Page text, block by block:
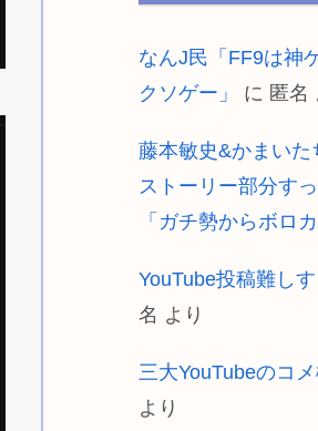
なんJ民「FF9は神
クソゲー」
に 匿名
藤本敏史&かまい
ストーリー部分す
「ガチ勢からボロカ
YouTube投稿難し
名 より
三大YouTubeのコ
より